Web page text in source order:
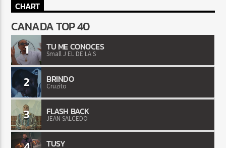
CHART
CANADA TOP 40
1 TU ME CONOCES
Small J EL DE LA S
2 BRINDO
Cruzito
3 FLASH BACK
JEAN SALCEDO
TUSY